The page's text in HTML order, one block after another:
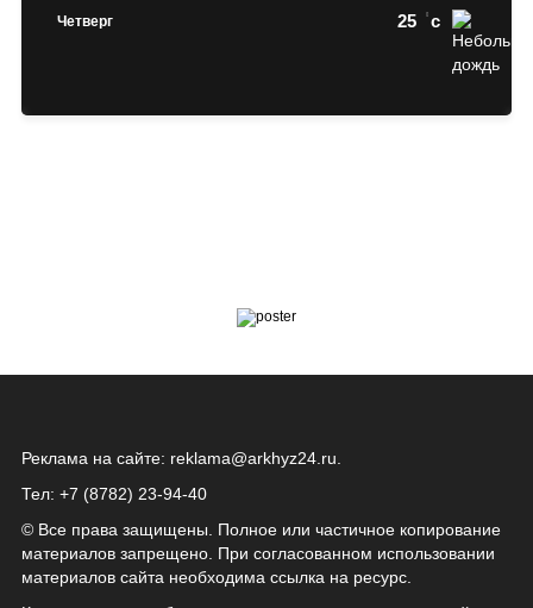
Четверг 25 c
Реклама на сайте: reklama@arkhyz24.ru
Тел: +7 (8782) 23‑94‑40
© Все права защищены. Полное или частичное копирование
материалов запрещено. При согласованном использовании
материалов сайта необходима ссылка на ресурс.